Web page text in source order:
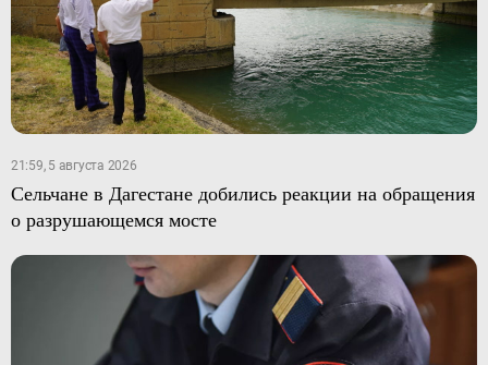
21:59, 5 августа 2026
Сельчане в Дагестане добились реакции на обращения
о разрушающемся мосте